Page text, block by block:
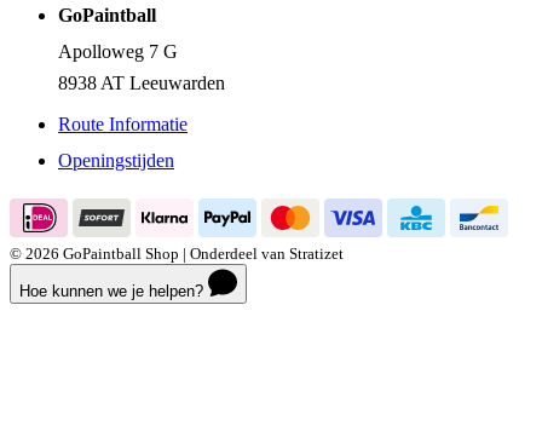
GoPaintball
Apolloweg 7 G
8938 AT Leeuwarden
Route Informatie
Openingstijden
© 2026 GoPaintball Shop | Onderdeel van Stratizet
Hoe kunnen we je helpen?